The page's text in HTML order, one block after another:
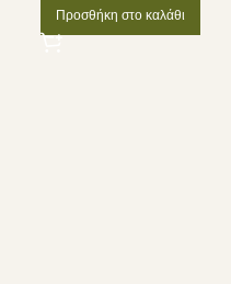
Προσθήκη στο καλάθι